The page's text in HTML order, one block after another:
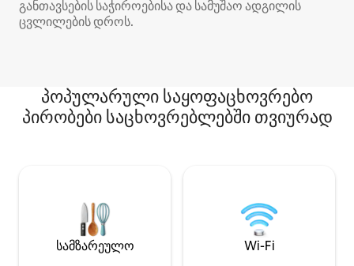
განთავსების საჭიროებისა და სამუშაო ადგილის
ცვლილების დროს.
პოპულარული საყოფაცხოვრებო
პირობები საცხოვრებლებში თვიურად
სამზარეულო Wi-Fi